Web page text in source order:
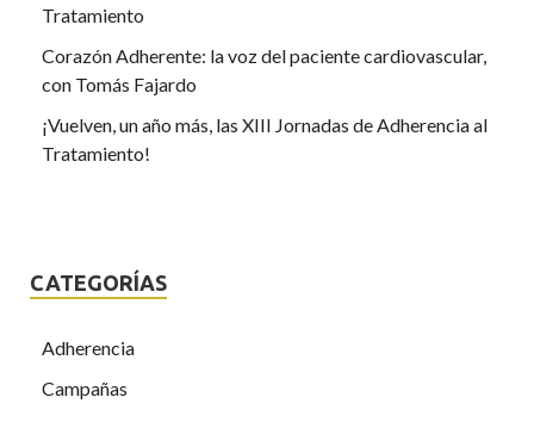
Tratamiento
Corazón Adherente: la voz del paciente cardiovascular,
con Tomás Fajardo
¡Vuelven, un año más, las XIII Jornadas de Adherencia al
Tratamiento!
CATEGORÍAS
Adherencia
Campañas